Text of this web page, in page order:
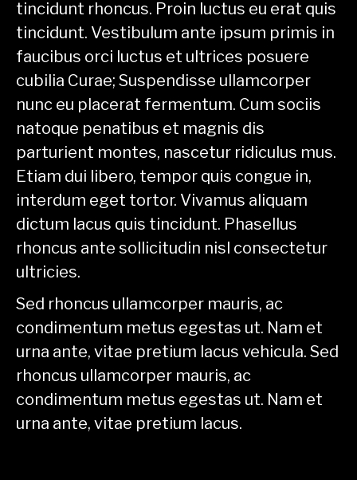
tincidunt rhoncus. Proin luctus eu erat quis
tincidunt. Vestibulum ante ipsum primis in
faucibus orci luctus et ultrices posuere
cubilia Curae; Suspendisse ullamcorper
nunc eu placerat fermentum. Cum sociis
natoque penatibus et magnis dis
parturient montes, nascetur ridiculus mus.
Etiam dui libero, tempor quis congue in,
interdum eget tortor. Vivamus aliquam
dictum lacus quis tincidunt. Phasellus
rhoncus ante sollicitudin nisl consectetur
ultricies.
Sed rhoncus ullamcorper mauris, ac
condimentum metus egestas ut. Nam et
urna ante, vitae pretium lacus vehicula. Sed
rhoncus ullamcorper mauris, ac
condimentum metus egestas ut. Nam et
urna ante, vitae pretium lacus.